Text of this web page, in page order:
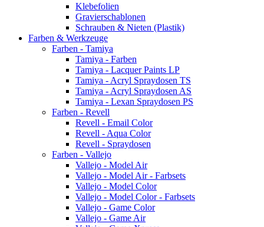
Klebefolien
Gravierschablonen
Schrauben & Nieten (Plastik)
Farben & Werkzeuge
Farben - Tamiya
Tamiya - Farben
Tamiya - Lacquer Paints LP
Tamiya - Acryl Spraydosen TS
Tamiya - Acryl Spraydosen AS
Tamiya - Lexan Spraydosen PS
Farben - Revell
Revell - Email Color
Revell - Aqua Color
Revell - Spraydosen
Farben - Vallejo
Vallejo - Model Air
Vallejo - Model Air - Farbsets
Vallejo - Model Color
Vallejo - Model Color - Farbsets
Vallejo - Game Color
Vallejo - Game Air